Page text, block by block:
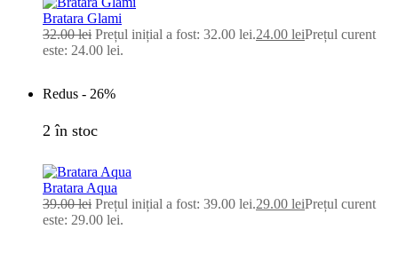
Bratara Glami
32.00lei Prețul inițial a fost: 32.00 lei.24.00 leiPrețul curent
este: 24.00 lei.
Redus - 26%
2 în stoc
Bratara Aqua
39.00lei Prețul inițial a fost: 39.00 lei.29.00 leiPrețul curent
este: 29.00 lei.